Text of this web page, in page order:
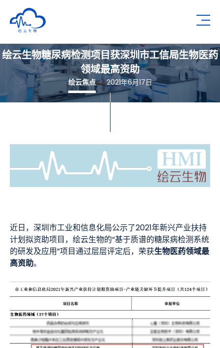
深圳市绘云生物科技有限公司
绘云生物糖尿病检测项目获深圳市工信局生物医药
领域最高资助
绘云焦点 2021年6月17日
近日，深圳市工业和信息化局公示了2021年新兴产业扶持
计划拟资助项目，绘云生物的“基于质谱的糖尿病检测系统
的研发及应用”项目通过层层评定后，荣获生物医药领域最
高资助。